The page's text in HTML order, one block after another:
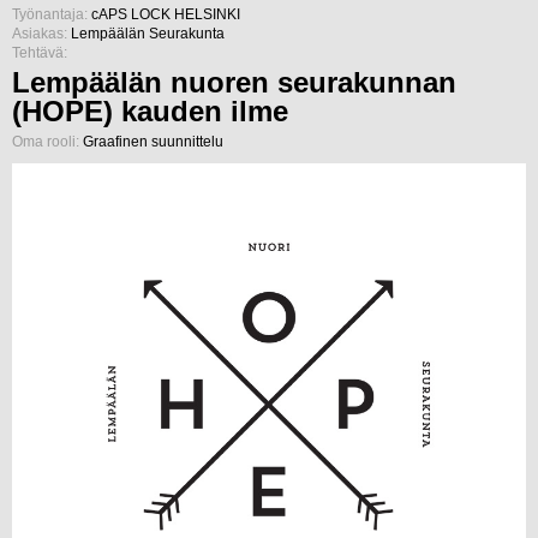
Työnantaja: cAPS LOCK HELSINKI
Asiakas: Lempäälän Seurakunta
Tehtävä:
Lempäälän nuoren seurakunnan
(HOPE) kauden ilme
Oma rooli: Graafinen suunnittelu